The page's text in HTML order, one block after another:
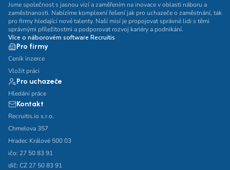
Jsme společnost s jasnou vizí a zaměřením na inovace v oblasti náboru a
zaměstnanosti. Nabízíme komplexní řešení jak pro uchazeče o zaměstnání, tak
pro firmy hledající nové talenty. Naší misí je propojovat správné lidi s těmi
správnými příležitostmi a podporovat rozvoj kariéry a podnikání.
Více o náborovém software Recruitis
Pro firmy
Ceník inzerce
Vložit práci
Pro uchazeče
Hledání práce
Kontakt
Recruitis.io s.r.o.
Chmelova 357
Hradec Králové 500 03
ičo: 27 50 83 91
dič: CZ 27 50 83 91